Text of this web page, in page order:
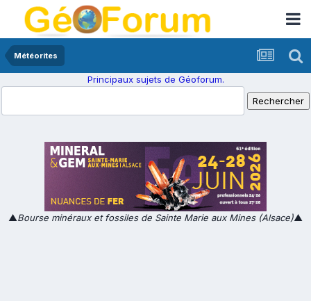
Météorites
Principaux sujets de Géoforum.
▲Bourse minéraux et fossiles de Sainte Marie aux Mines (Alsace)▲